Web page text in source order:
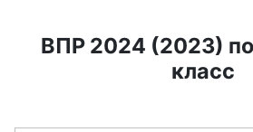
ВПР 2024 (2023)
класс